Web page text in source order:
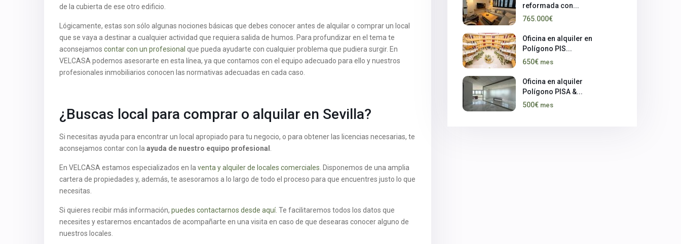
de la cubierta de ese otro edificio.
Lógicamente, estas son sólo algunas nociones básicas que debes conocer antes de alquilar o comprar un local
que se vaya a destinar a cualquier actividad que requiera salida de humos. Para profundizar en el tema te
aconsejamos contar con un profesional que pueda ayudarte con cualquier problema que pudiera surgir. En
VELCASA podemos asesorarte en esta línea, ya que contamos con el equipo adecuado para ello y nuestros
profesionales inmobiliarios conocen las normativas adecuadas en cada caso.
¿Buscas local para comprar o alquilar en Sevilla?
Si necesitas ayuda para encontrar un local apropiado para tu negocio, o para obtener las licencias necesarias, te
aconsejamos contar con la ayuda de nuestro equipo profesional
En VELCASA estamos especializados en la venta y alquiler de locales comerciales . Disponemos de una amplia
cartera de propiedades y, además, te asesoramos a lo largo de todo el proceso para que encuentres justo lo que
necesitas.
Si quieres recibir más información, puedes contactarnos desde aquí. Te facilitaremos todos los datos que
necesites y estaremos encantados de acompañarte en una visita en caso de que desearas conocer alguno de
nuestros locales.
reformada con...
765.000€
Oficina en alquiler en
Polígono PIS...
650€ mes
Oficina en alquiler
Polígono PISA &...
500€ mes